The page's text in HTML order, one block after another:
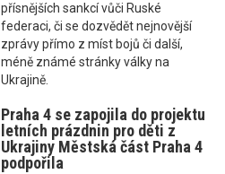
přísnějších sankcí vůči Ruské
federaci, či se dozvědět nejnovější
zprávy přímo z míst bojů či další,
méně známé stránky války na
Ukrajině.
Praha 4 se zapojila do projektu
letních prázdnin pro děti z
Ukrajiny Městská část Praha 4
podpořila